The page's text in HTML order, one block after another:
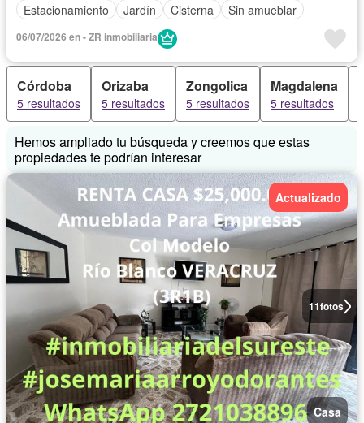
Estacionamiento
Jardín Cisterna Sin amueblar
06/07/2026 en - ZR inmobiliaria
Córdoba
5 resultados
Orizaba
5 resultados
Zongolica
5 resultados
Magdalena
5 resultados
Hemos ampliado tu búsqueda y creemos que estas
propiedades te podrían interesar
11fotos
Actualizado
Casa